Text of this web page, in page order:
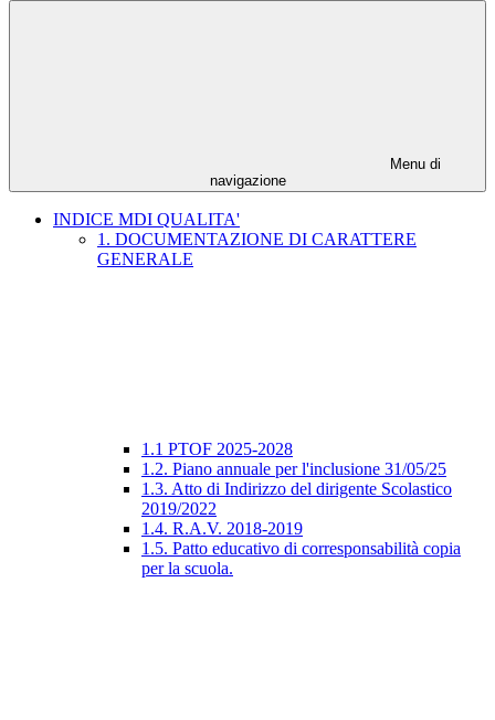
Menu di
navigazione
INDICE MDI QUALITA'
1. DOCUMENTAZIONE DI CARATTERE
GENERALE
1.1 PTOF 2025-2028
1.2. Piano annuale per l'inclusione 31/05/25
1.3. Atto di Indirizzo del dirigente Scolastico
2019/2022
1.4. R.A.V. 2018-2019
1.5. Patto educativo di corresponsabilità copia
per la scuola.